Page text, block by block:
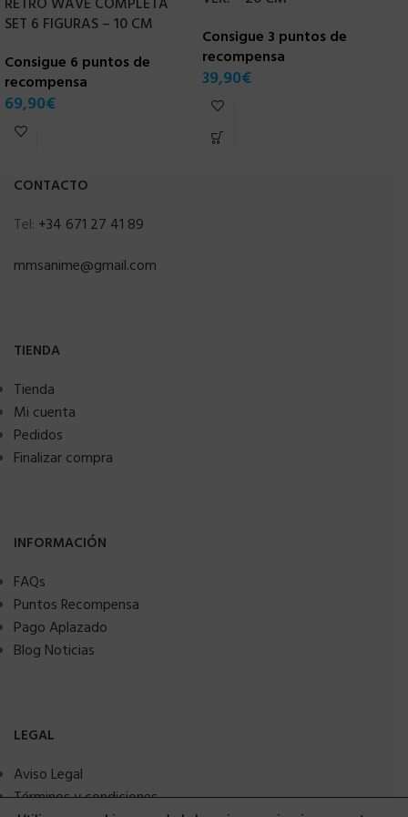
SET 6 FIGURAS – 10 CM
Consigue 6 puntos de
recompensa
69,90€
Consigue 3 puntos de
recompensa
39,90€
CONTACTO
Tel: +34 671 27 41 89
mmsanime@gmail.com
TIENDA
Tienda
Mi cuenta
Pedidos
Finalizar compra
INFORMACIÓN
FAQs
Puntos Recompensa
Pago Aplazado
Blog Noticias
LEGAL
Aviso Legal
Términos y condiciones